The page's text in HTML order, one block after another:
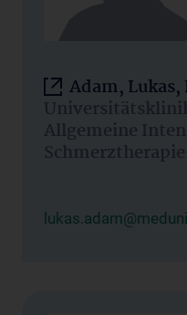
Adam,
Allgemeine
Schmerztherapie